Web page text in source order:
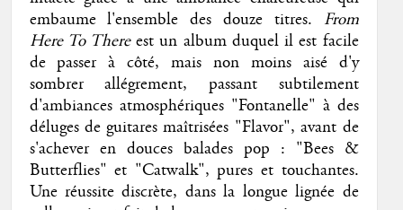
embaume l'ensemble des douze titres. From
Here To Thereest un album duquel il est facile
de passer à côté, mais non moins aisé d'y
sombrer allégrement, passant subtilement
d'ambiances atmosphériques "Fontanelle" à des
déluges de guitares maîtrisées "Flavor", avant de
s'achever en douces balades pop : "Bees &
Butterflies" et "Catwalk", pures et touchantes.
Une réussite discrète, dans la longue lignée de